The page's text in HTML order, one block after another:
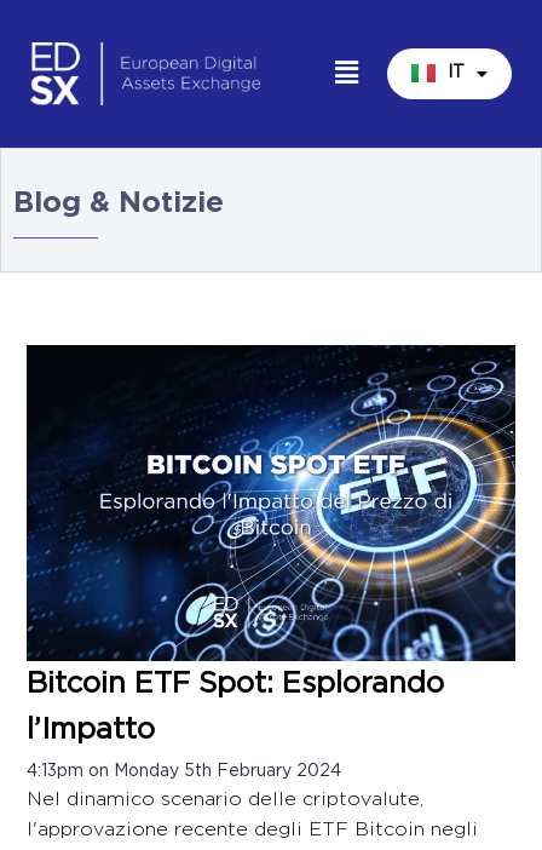
EN
Blog & Notizie
Bitcoin ETF Spot: Esplorando
l’Impatto
4:13pm on Monday 5th February 2024
Nel dinamico scenario delle criptovalute,
l'approvazione recente degli ETF Bitcoin negli